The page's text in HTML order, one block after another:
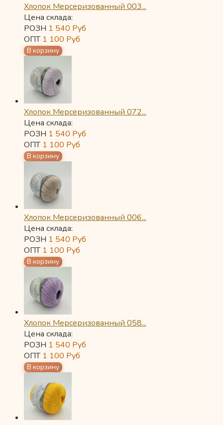
Хлопок Мерсеризованный 003...
Цена склада:
РОЗН 1 540 Руб
ОПТ 1 100 Руб
Хлопок Мерсеризованный 072...
Цена склада:
РОЗН 1 540 Руб
ОПТ 1 100 Руб
Хлопок Мерсеризованный 006...
Цена склада:
РОЗН 1 540 Руб
ОПТ 1 100 Руб
Хлопок Мерсеризованный 058...
Цена склада:
РОЗН 1 540 Руб
ОПТ 1 100 Руб